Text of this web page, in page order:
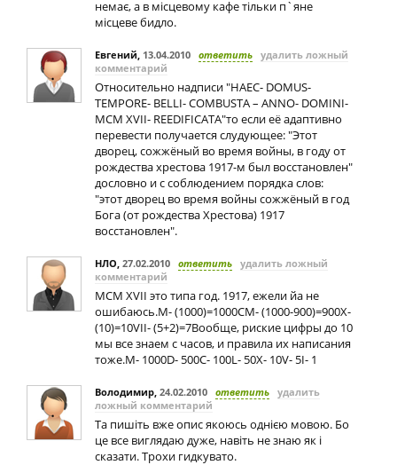
немає, а в місцевому кафе тільки п`яне
місцеве бидло.
Евгений, 13.04.2010 ответить удалить ложный
комментарий
Относительно надписи "HAEC- DOMUS-
TEMPORE- BELLI- COMBUSTA – ANNO- DOMINI-
MCM XVII- REEDIFICATA"то если её адаптивно
перевести получается слудующее: "Этот
дворец, сожжёный во время войны, в году от
рождества хрестова 1917-м был восстановлен"
дословно и с соблюдением порядка слов:
"этот дворец во время войны сожжёный в год
Бога (от рождества Хрестова) 1917
восстановлен".
НЛО, 27.02.2010 ответить удалить ложный
комментарий
MCM XVII это типа год. 1917, ежели йа не
ошибаюсь.М- (1000)=1000СМ- (1000-900)=900Х-
(10)=10VII- (5+2)=7Вообще, риские цифры до 10
мы все знаем с часов, и правила их написания
тоже.M- 1000D- 500C- 100L- 50X- 10V- 5I- 1
Володимир, 24.02.2010 ответить удалить
ложный комментарий
Та пишіть вже опис якоюсь однією мовою. Бо
це все виглядаю дуже, навіть не знаю як і
сказати. Трохи гидкувато.